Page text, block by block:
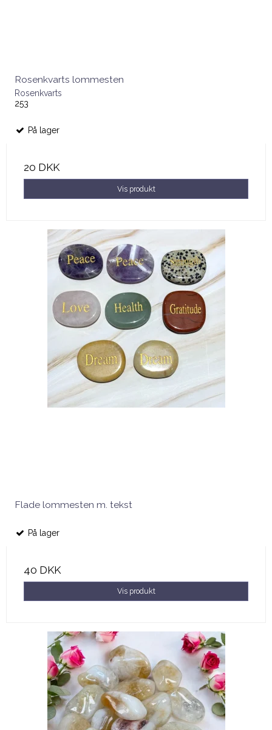
Rosenkvarts lommesten
Rosenkvarts
253
På lager
20 DKK
Vis produkt
Flade lommesten m. tekst
På lager
40 DKK
Vis produkt